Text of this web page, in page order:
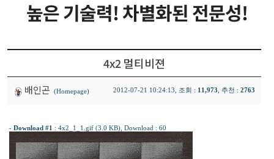
높은 기술력! 차별화된 전문성!
4x2 멀티비젼
배인곤 (Homepage) 2012-07-21 10:24:13, 조회 : 11,973 , 추천 : 2763
- Download #1 : 4x2_1_1.gif (3.0 KB) , Download : 60